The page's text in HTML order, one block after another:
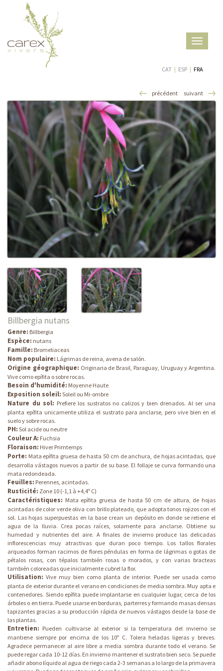
Toggle
CAT | ESP | FRA
précédent suivant
Billbergia nutans
Genre: Billbergia
Espèce: nutans
Famille: Bromeliaceas
Nom populaire: Lágrimas de reina, avena de salón.
Origine géographique: Originaria de Brasil, Paraguay, Uruguay y Argentina.
Vive como epífita o sobre rocas.
Besoin d'humidité: Moyenne Haute
Exposition soleil: Soleil ou Mi-ombre
Nature du sol: Prefiere los sustratos no calizos y bien drenados. Al ser una
planta epífita unicamente utiliza el sustrato para anclarse, pero vive bien en el
suelo y sobre rocas.
PH: Sol acide ou neutre
Couleur A: Fuchsia
Floraison: Hiver Primtemps
Porte: Mata epífita gruesa de hasta 50 cm de anchura, de hojas acintadas, que
desarrolla vástagos nuevos a partir de su base. El follaje se curva formando una
mata redondeada.
Feuilles: Perennes, acintadas.
Rusticité: Zone 10 (-1,1 à +4,4º C)
Caractéristiques: Mata epífita gruesa de hasta 50 cm de altura, de hojas
acintadas de color verde oliva con brillo plateado, que adopta tonos rojizos con el
sol. Las hojas superpuestas en la base crean un depósito en donde se retiene el
agua de la lluvia. Crea pocas raíces, solamente para anclarse. Obtiene su
humedad y nutrientes del aire. A finales de invierno produce las delicadas
inflorescencias muy atractivas que duran poco tiempo. Los tallos florales
arqueados forman racimos de flores péndulas en forma de lágrimas o gotas de
pétalos rosas, con tépalos también rosas o morados, y con varias bracteas
también coloreadas que inicialmente cubrel la flor.
Utilisation: Vive muy bien como planta de interior. Puede ser usada como
planta de exterior durante el verano en condiciones de media sombra. Muy apta e
contenedores. Siendo epífita puede implantarse en cualquier lugar, cerca de los
árboles o en tierra. Puede usarse en borduras, parterres y formando masas densas
tapizantes gracias a su producción rápida de nuevos vástagos desde la base de
las plantas.
Entretien: Pueden cultivarse al exterior si la temperatura del invierno se
mantiene siempre por encima de los 10º C. Tolera heladas ligeras y breves.
Agradece permanecer al aire libre a media sombra durante todo el verano. Se
puede regar cada 10-12 días. En invierno mantener el sustrato bien seco. Se puede
añadir abono líquido al agua de riego cada 2-3 semanas a lo largo de la primavera